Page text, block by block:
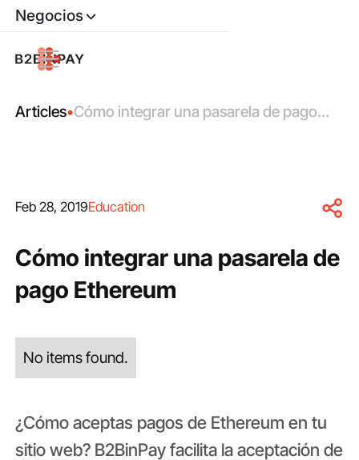
Negocios
Articles•Cómo integrar una pasarela de pago
Feb 28, 2019Education
Cómo integrar una pasarela de
pago Ethereum
No items found.
¿Cómo aceptas pagos de Ethereum en tu
sitio web? B2BinPay facilita la aceptación de